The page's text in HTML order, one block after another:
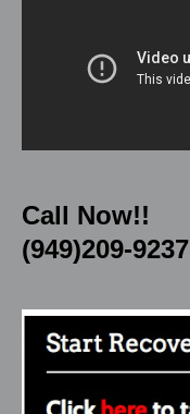
Call Now!!
(949)209-9237